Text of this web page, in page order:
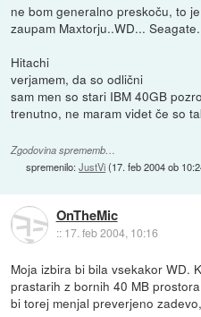
ne bom generalno preskoču, to
zaupam Maxtorju..WD...
Hitachi
verjamem, da so odlični
sam men so stari IBM 40GB
trenutno, ne maram videt če so
Zgodovina sprememb…
spremenilo:JustVi(17. feb 2004 ob
OnTheMic
:: 17. feb 2004, 10:16
Moja izbira bi bila vsekakor WD.
prastarih z bornih 40 MB
bi torej menjal preverjeno